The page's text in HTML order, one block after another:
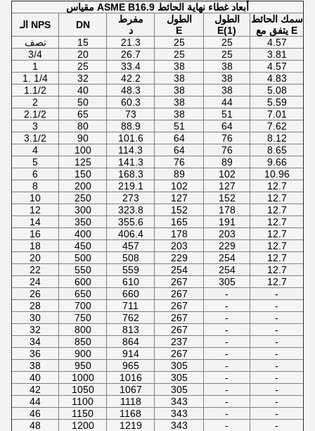
مقياس ASME B16.9 أبعاد غطاء نهاية الحائط
الـ NPS
DN
مفرط
د
الطول
E
الطول
E(1)
سمك الحائط
يتفق مع E
نصف
15 21.3 25 25
4.57
3/4
20 26.7 25 25
3.81
1
25 33.4 38 38
4.57
1. 1/4
32 42.2 38 38
4.83
1.1/2
40 48.3 38 38
5.08
2
50 60.3 38 44
5.59
2.1/2
65 73 38 51
7.01
3
80 88.9 51 64
7.62
3.1/2
90 101.6 64 76
8.12
4
100 114.3 64 76
8.65
5
125 141.3 76 89
9.66
6
150 168.3 89 102
10.96
8
200 219.1 102 127
12.7
10
250 273 127 152
12.7
12
300 323.8 152 178
12.7
14
350 355.6 165 191
12.7
16
400 406.4 178 203
12.7
18
450 457 203 229
12.7
20
500 508 229 254
12.7
22
550 559 254 254
12.7
24
600 610 267 305
12.7
26
650 660 267 -
-
28
700 711 267 -
-
30
750 762 267 -
-
32
800 813 267 -
-
34
850 864 237 -
-
36
900 914 267 -
-
38
950 965 305 -
-
40
1000 1016 305 -
-
42
1050 1067 305 -
-
44
1100 1118 343 -
-
46
1150 1168 343 -
-
48
1200 1219 343 - -